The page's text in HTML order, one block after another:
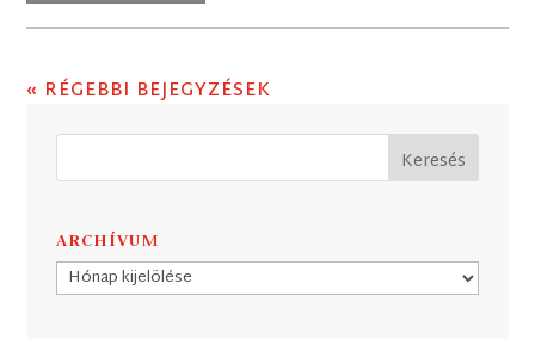
« RÉGEBBI BEJEGYZÉSEK
ARCHÍVUM
Archívum